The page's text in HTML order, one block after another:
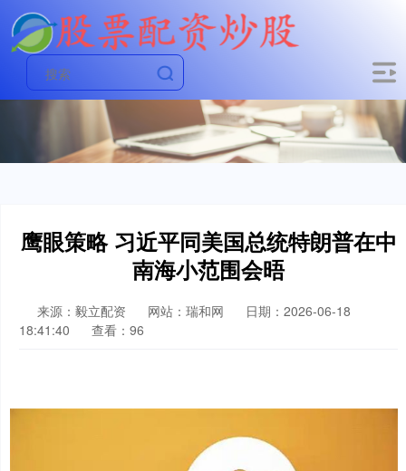
鹰眼策略 习近平同美国总统特朗普在中
南海小范围会晤
来源：毅立配资 网站：瑞和网
日期：2026-06-18
18:41:40
查看：96